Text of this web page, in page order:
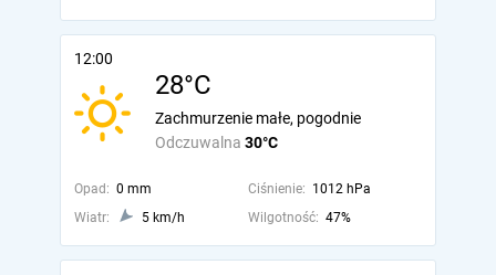
12:00
28°C
Odczuwalna 30°C
Zachmurzenie małe, pogodnie
Opad: 0 mm Ciśnienie: 1012 hPa
Wiatr:
5 km/h Wilgotność: 47%